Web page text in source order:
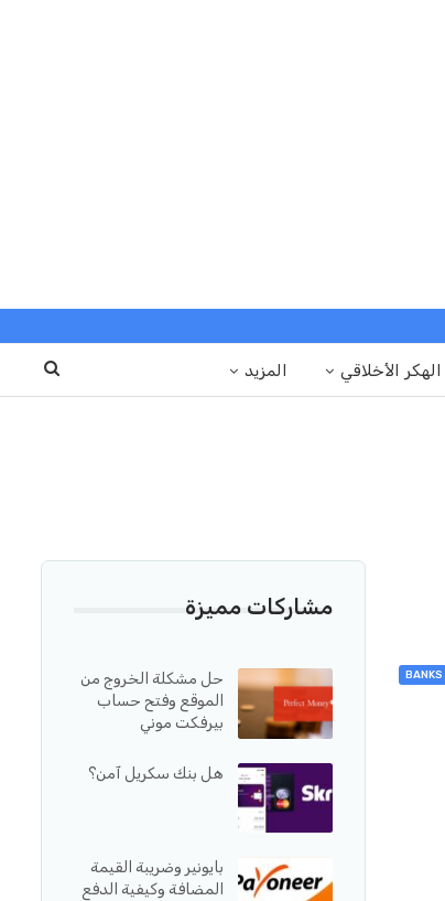
الهكر الأخلاقي المزيد
مشاركات مميزة
حل مشكلة الخروج من
الموقع وفتح حساب
بيرفكت موني
هل بنك سكريل آمن؟
بايونير وضريبة القيمة
المضافة وكيفية الدفع